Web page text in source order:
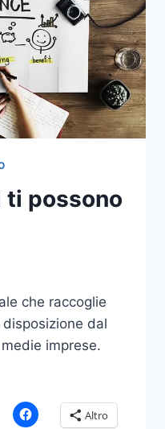
ti possono
che raccoglie
dal
imprese.
Altro